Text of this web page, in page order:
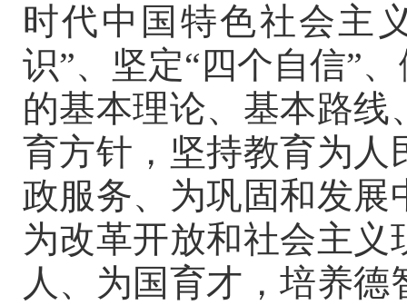
时代中国特色社会主
识”、坚定“四个自信”
的基本理论、基本路
育方针，坚持教育为人
政服务、为巩固和发
为改革开放和社会主
人、为国育才，培养